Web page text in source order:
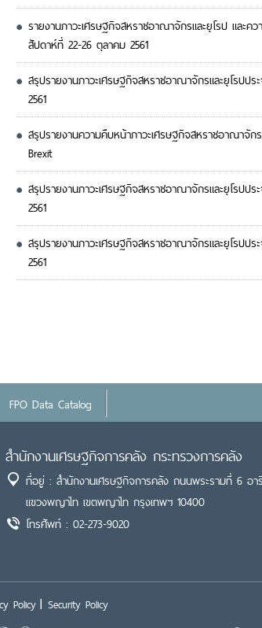
รายงานภาวะเศรษฐกิจสหราชอาณาจักรและยุโรป และค
สัปดาห์ที่ 22-26 ตุลาคม 2561
สรุปรายงานภาวะเศรษฐกิจสหราชอาณาจักรและยุโรปป
2561
สรุปรายงานความคืบหน้าภาวะเศรษฐกิจสหราชอาณาจัก
Brexit
สรุปรายงานภาวะเศรษฐกิจสหราชอาณาจักรและยุโรปป
2561
สรุปรายงานภาวะเศรษฐกิจสหราชอาณาจักรและยุโรปป
2561
FPO Data Catalog
สำนักงานเศรษฐกิจการคลัง กระทรวงการคลัง
ที่อยู่ : สำนักงานเศรษฐกิจการคลัง ถนนพระรามที่ 6 อ
แขวงพญาไท เขตพญาไท กรุงเทพฯ 10400
โทรศัพท์ : 02-273-9020
Policy Security Policy